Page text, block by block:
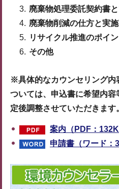
廃棄物処理委託契約書
廃棄物削減の仕方と実
リサイクル推進のポイン
その他
※具体的なカウンセリング内
ついては、申込書に希望内
定後調整させていただきます
案内（PDF：
申請書（ワード：